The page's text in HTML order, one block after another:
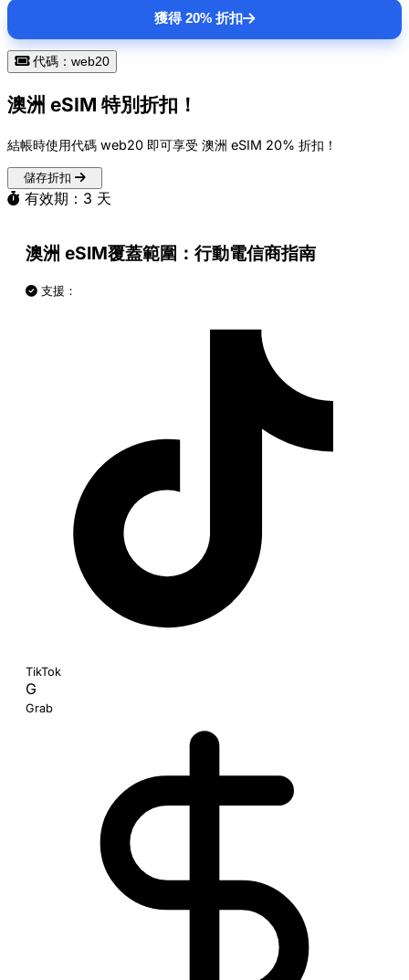
獲得 20% 折扣
代碼：web20
澳洲 eSIM 特別折扣！
結帳時使用代碼 web20 即可享受 澳洲 eSIM 20% 折扣 ！
儲存折扣
有效期：3 天
澳洲 eSIM覆蓋範圍：行動電信商指南
支援：
TikTok
G
Grab